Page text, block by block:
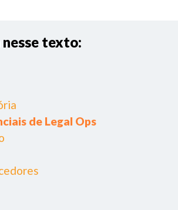
texto:
de Legal Ops